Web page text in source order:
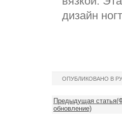
дизайн
ОПУБЛИКОВАНО В
Предыдущая
обновление)